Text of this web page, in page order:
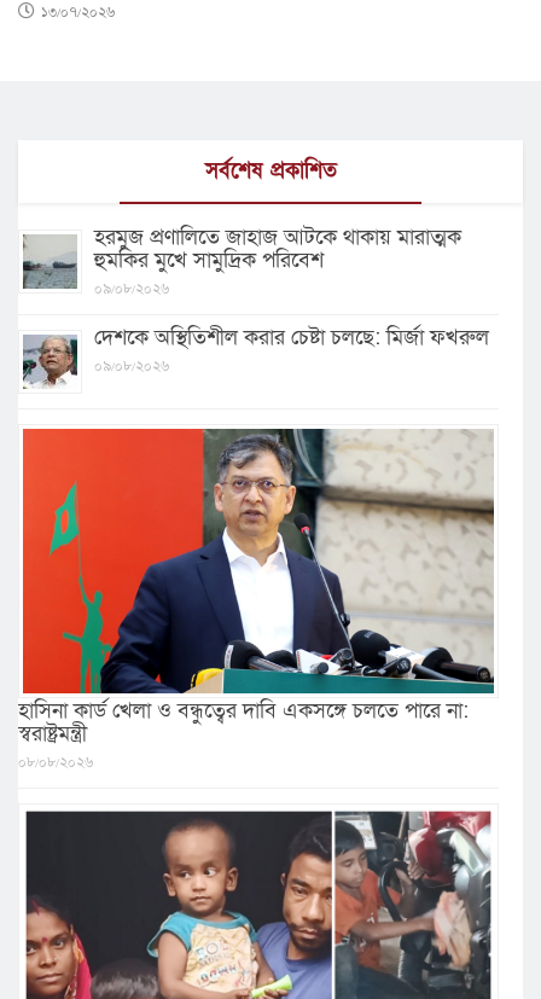
১৩/০৭/২০২৬
সর্বশেষ প্রকাশিত
হরমুজ প্রণালিতে জাহাজ আটকে থাকায় মারাত্মক
হুমকির মুখে সামুদ্রিক পরিবেশ
০৯/০৮/২০২৬
দেশকে অস্থিতিশীল করার চেষ্টা চলছে: মির্জা ফখরুল
০৯/০৮/২০২৬
হাসিনা কার্ড খেলা ও বন্ধুত্বের দাবি একসঙ্গে চলতে পারে না:
স্বরাষ্ট্রমন্ত্রী
০৮/০৮/২০২৬